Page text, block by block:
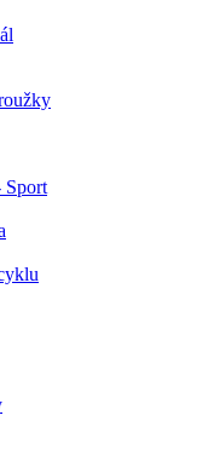
Sport